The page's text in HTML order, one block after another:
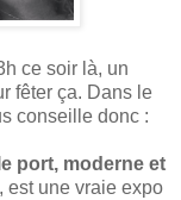
ce soir là, un
fêter ça. Dans le
conseille donc :
port, moderne et
est une vraie expo